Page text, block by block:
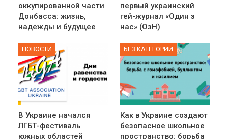
оккупированной части
Донбасса: жизнь,
надежды и будущее
первый украинский
гей-журнал «Один з
нас» (ОзН)
НОВОСТИ
В Украине начался
ЛГБТ-фестиваль
южных областей
БЕЗ КАТЕГОРИИ
Как в Украине создают
безопасное школьное
пространство: борьба